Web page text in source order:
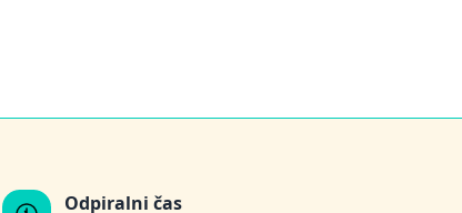
Odpiralni čas